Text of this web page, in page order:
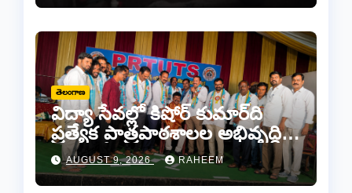
తెలంగాణ
విద్యా సేవల్లో కిషోర్ కుమార్‌ది
ప్రత్యేక పాత్రపాఠశాలల అభివృద్ధికి
“మనకోసం మనం” సంస్థ అండ –
కామారెడ్డిలో ఘన సన్మానం..
AUGUST 9, 2026 RAHEEM